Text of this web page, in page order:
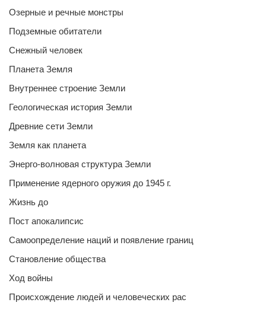
Озерные и речные монстры
Подземные обитатели
Снежный человек
Планета Земля
Внутреннее строение Земли
Геологическая история Земли
Древние сети Земли
Земля как планета
Энерго-волновая структура Земли
Применение ядерного оружия до 1945 г.
Жизнь до
Пост апокалипсис
Самоопределение наций и появление границ
Становление общества
Ход войны
Происхождение людей и человеческих рас